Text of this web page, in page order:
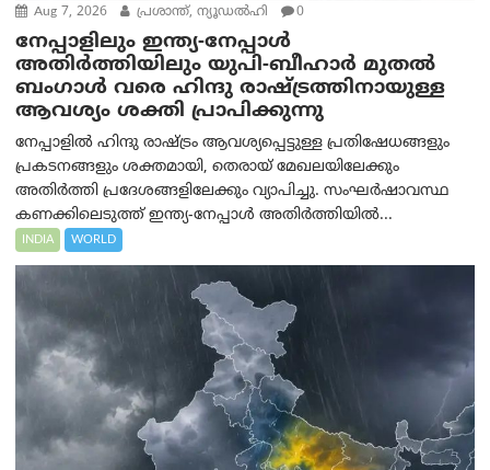
Aug 7, 2026 പ്രശാന്ത്, ന്യൂഡല്‍ഹി 0
നേപ്പാളിലും ഇന്ത്യ-നേപ്പാൾ
അതിർത്തിയിലും യുപി-ബീഹാർ മുതൽ
ബംഗാൾ വരെ ഹിന്ദു രാഷ്ട്രത്തിനായുള്ള
ആവശ്യം ശക്തി പ്രാപിക്കുന്നു
നേപ്പാളിൽ ഹിന്ദു രാഷ്ട്രം ആവശ്യപ്പെട്ടുള്ള പ്രതിഷേധങ്ങളും
പ്രകടനങ്ങളും ശക്തമായി, തെരായ് മേഖലയിലേക്കും
അതിർത്തി പ്രദേശങ്ങളിലേക്കും വ്യാപിച്ചു. സംഘർഷാവസ്ഥ
കണക്കിലെടുത്ത് ഇന്ത്യ-നേപ്പാൾ അതിർത്തിയിൽ...
INDIA WORLD